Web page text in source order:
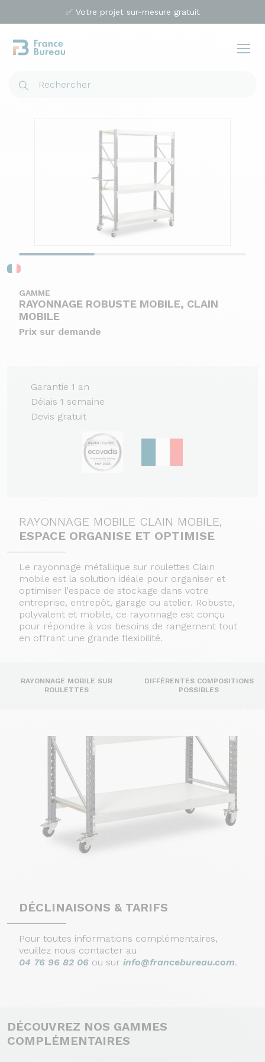
✅ Votre projet sur-mesure gratuit
GAMME
RAYONNAGE ROBUSTE MOBILE, CLAIN
MOBILE
Prix sur demande
Garantie 1 an
Délais 1 semaine
Devis gratuit
RAYONNAGE MOBILE CLAIN MOBILE,
ESPACE ORGANISE ET OPTIMISE
Le rayonnage métallique sur roulettes Clain
mobile est la solution idéale pour organiser et
optimiser l'espace de stockage dans votre
entreprise, entrepôt, garage ou atelier. Robuste,
polyvalent et mobile, ce rayonnage est conçu
pour répondre à vos besoins de rangement tout
en offrant une grande flexibilité.
RAYONNAGE MOBILE SUR
ROULETTES
DIFFÉRENTES COMPOSITIONS
POSSIBLES
DÉCLINAISONS & TARIFS
Pour toutes informations complémentaires,
veuillez nous contacter au
04 76 96 82 06 ou sur info@francebureau.com.
DÉCOUVREZ NOS GAMMES
COMPLÉMENTAIRES